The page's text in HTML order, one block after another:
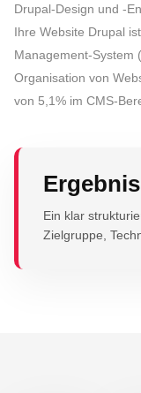
Drupal-Design und -
Ihre Website Drupal
Management-System
Organisation von
von 5,1% im CMS-
Ergebnis
Ein klar
Zielgruppe,